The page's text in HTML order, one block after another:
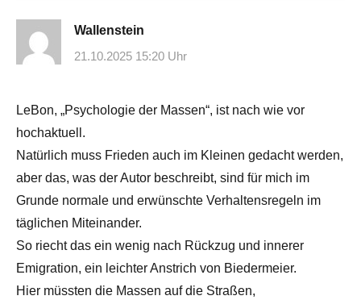
Wallenstein
21.10.2025 15:20 Uhr
LeBon, „Psychologie der Massen“, ist nach wie vor
hochaktuell.
Natürlich muss Frieden auch im Kleinen gedacht werden,
aber das, was der Autor beschreibt, sind für mich im
Grunde normale und erwünschte Verhaltensregeln im
täglichen Miteinander.
So riecht das ein wenig nach Rückzug und innerer
Emigration, ein leichter Anstrich von Biedermeier.
Hier müssten die Massen auf die Straßen,